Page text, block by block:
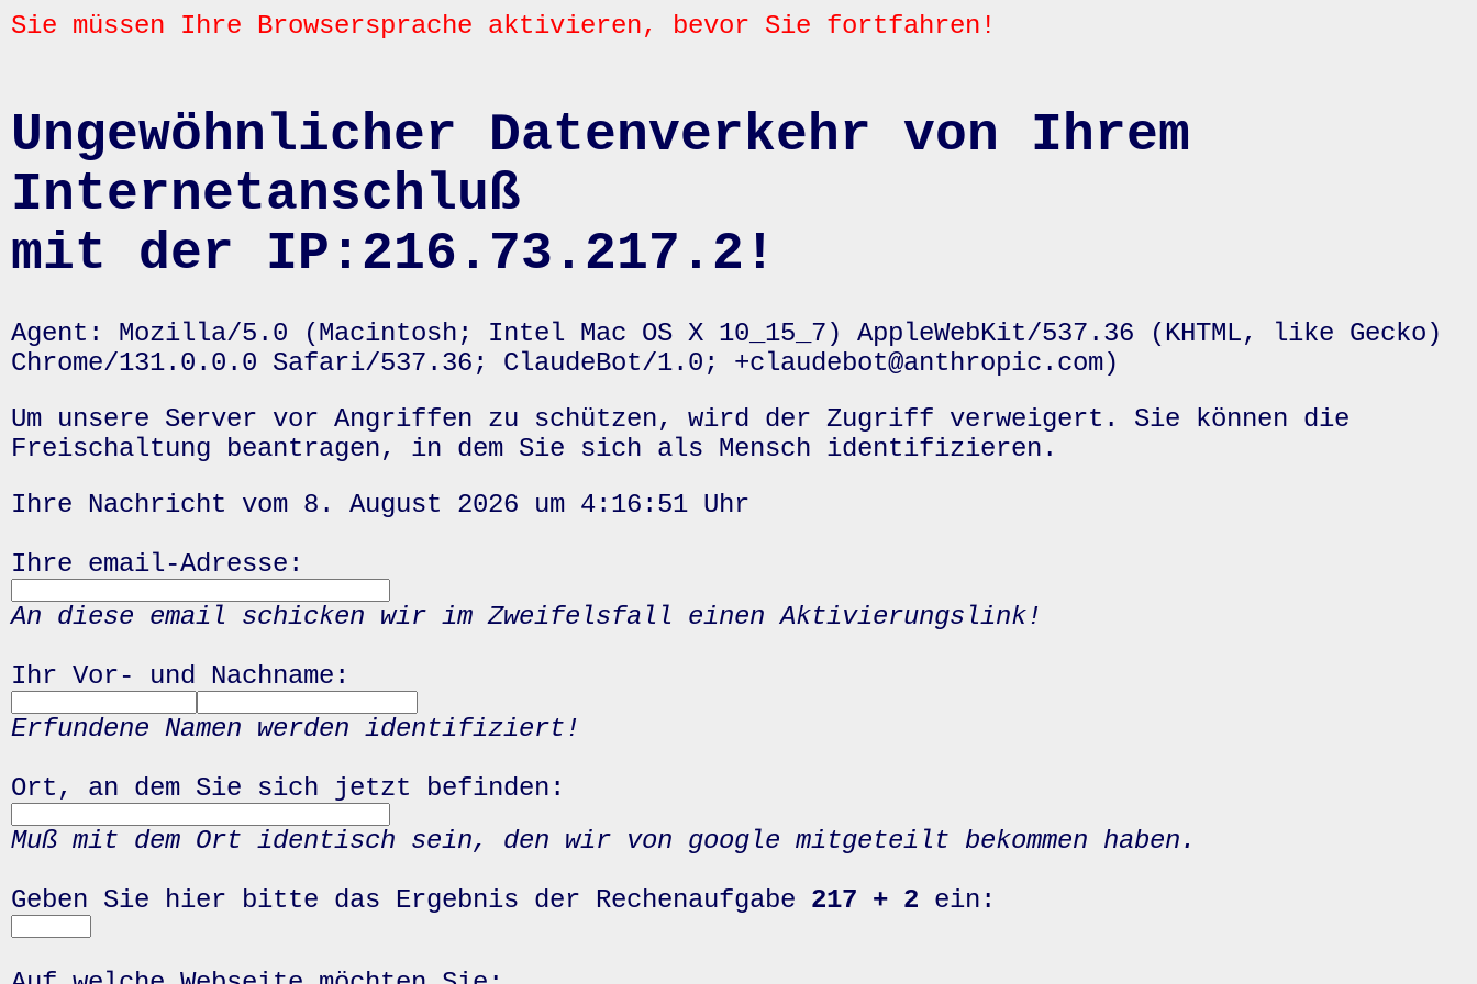
Sie müssen Ihre Browsersprache aktivieren, bevor Sie fortfahren!
Ungewöhnlicher Datenverkehr von Ihrem
Internetanschluß
mit der IP:216.73.217.2!
Agent: Mozilla/5.0 (Macintosh; Intel Mac OS X 10_15_7) AppleWebKit/537.36 (KHTML, like Gecko)
Chrome/131.0.0.0 Safari/537.36; ClaudeBot/1.0; +claudebot@anthropic.com)
Um unsere Server vor Angriffen zu schützen, wird der Zugriff verweigert. Sie können die
Freischaltung beantragen, in dem Sie sich als Mensch identifizieren.
Ihre Nachricht vom 8. August 2026 um 4:16:51 Uhr
Ihre email-Adresse:
An diese email schicken wir im Zweifelsfall einen Aktivierungslink!
Ihr Vor- und Nachname:
Erfundene Namen werden identifiziert!
Ort, an dem Sie sich jetzt befinden:
Muß mit dem Ort identisch sein, den wir von google mitgeteilt bekommen haben.
Geben Sie hier bitte das Ergebnis der Rechenaufgabe 217 + 2 ein: